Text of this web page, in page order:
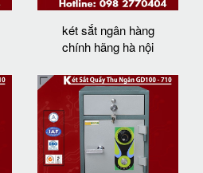
két sắt ngân hàng
chính hãng hà nội